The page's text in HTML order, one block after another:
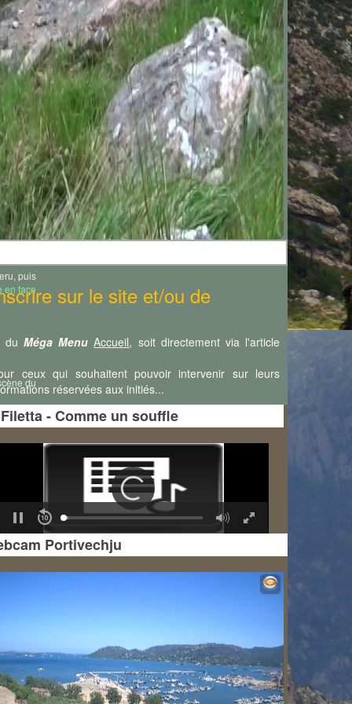
eu lieu
inédit
dans la
,V+/6a
puis
en face
du
à la
et
pont de
de
sur le site et/ou de
duMéga Menu Accueil, soit directement via l'article
ceux qui souhaitent pouvoir intervenir sur leurs
réservées aux initiés...
- Comme un souffle
Portivechju